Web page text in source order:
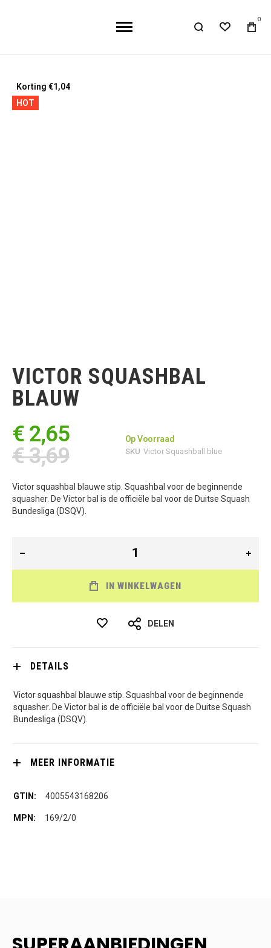
0
Ga
naar
het
begin
van
de
afbeeldingen-
Korting €1,04
HOT
VICTOR SQUASHBAL
BLAUW
€ 2,65
€ 3,69
Op Voorraad
SKU Victor Squashball blue
Victor squashbal blauwe stip. Squashbal voor de beginnende
squasher. De Victor bal is de officiële bal voor de Duitse Squash
Bundesliga (DSQV).
IN WINKELWAGEN
DELEN
DETAILS
Victor squashbal blauwe stip. Squashbal voor de beginnende
squasher. De Victor bal is de officiële bal voor de Duitse Squash
Bundesliga (DSQV).
MEER INFORMATIE
4005543168206
169/2/0